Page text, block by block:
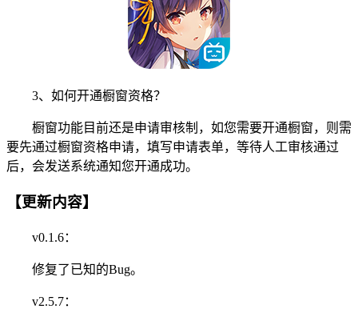
3、如何开通橱窗资格？
橱窗功能目前还是申请审核制，如您需要开通橱窗，则需
要先通过橱窗资格申请，填写申请表单，等待人工审核通过
后，会发送系统通知您开通成功。
【更新内容】
v0.1.6：
修复了已知的Bug。
v2.5.7：